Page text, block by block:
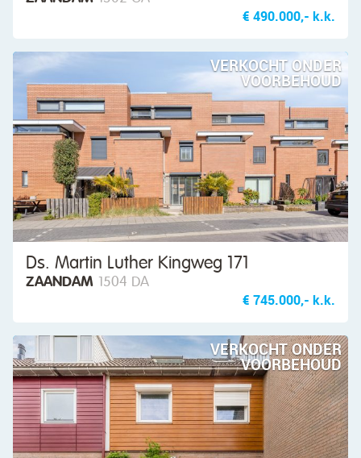
€ 490.000,- k.k.
VERKOCHT ONDER
VOORBEHOUD
Ds. Martin Luther Kingweg 171
ZAANDAM 1504 DA
€ 745.000,- k.k.
VERKOCHT ONDER
VOORBEHOUD